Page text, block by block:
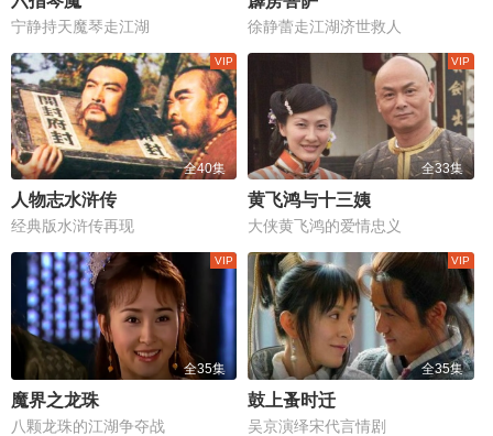
宁静持天魔琴走江湖 徐静蕾走江湖济世救人
全40集
人物志水浒传
经典版水浒传再现
全33集
黄飞鸿与十三姨
大侠黄飞鸿的爱情忠义
全35集
魔界之龙珠
八颗龙珠的江湖争夺战
全35集
鼓上蚤时迁
吴京演绎宋代言情剧